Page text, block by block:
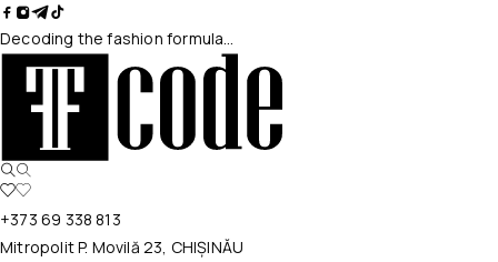
Decoding the fashion formula…
+373 69 338 813
Mitropolit P. Movilă 23, CHIȘINĂU